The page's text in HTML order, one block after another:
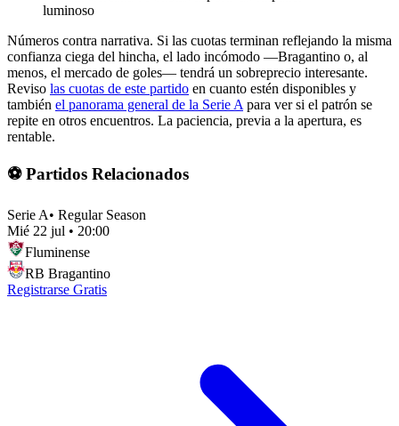
luminoso
Números contra narrativa. Si las cuotas terminan reflejando la misma
confianza ciega del hincha, el lado incómodo —Bragantino o, al
menos, el mercado de goles— tendrá un sobreprecio interesante.
Reviso las cuotas de este partido en cuanto estén disponibles y
también el panorama general de la Serie A para ver si el patrón se
repite en otros encuentros. La paciencia, previa a la apertura, es
rentable.
⚽ Partidos Relacionados
Serie A• Regular Season
Mié 22 jul • 20:00
Fluminense
RB Bragantino
Registrarse Gratis